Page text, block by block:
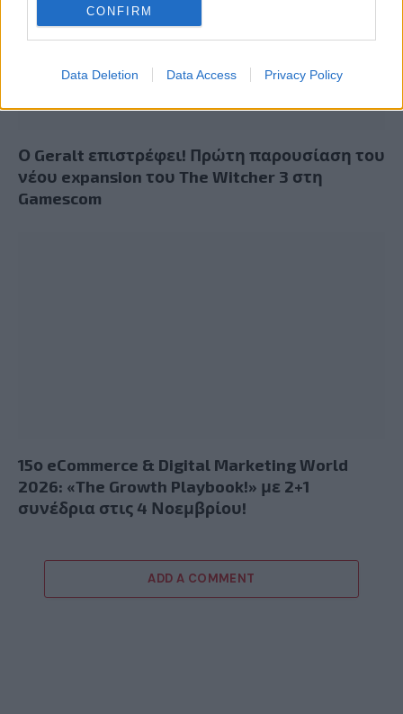
CONFIRM
Data Deletion Data Access Privacy Policy
Ο Geralt επιστρέφει! Πρώτη παρουσίαση του
νέου expansion του The Witcher 3 στη
Gamescom
15ο eCommerce & Digital Marketing World
2026: «The Growth Playbook!» με 2+1
συνέδρια στις 4 Νοεμβρίου!
ADD A COMMENT